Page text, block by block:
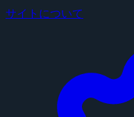
サイトについて